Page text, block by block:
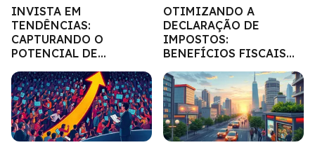
INVISTA EM
TENDÊNCIAS:
CAPTURANDO O
POTENCIAL DE
CRESCIMENTO
OTIMIZANDO A
DECLARAÇÃO DE
IMPOSTOS:
BENEFÍCIOS FISCAIS